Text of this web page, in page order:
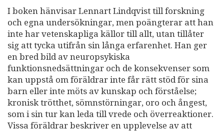
I boken hänvisar Lennart Lindqvist till forskning
och egna undersökningar, men poängterar att han
inte har vetenskapliga källor till allt, utan tillåter
sig att tycka utifrån sin långa erfarenhet. Han ger
en bred bild av neuropsykiska
funktionsnedsättningar och de konsekvenser som
kan uppstå om föräldrar inte får rätt stöd för sina
barn eller inte möts av kunskap och förståelse;
kronisk trötthet, sömnstörningar, oro och ångest,
som i sin tur kan leda till vrede och överreaktioner.
Vissa föräldrar beskriver en upplevelse av att